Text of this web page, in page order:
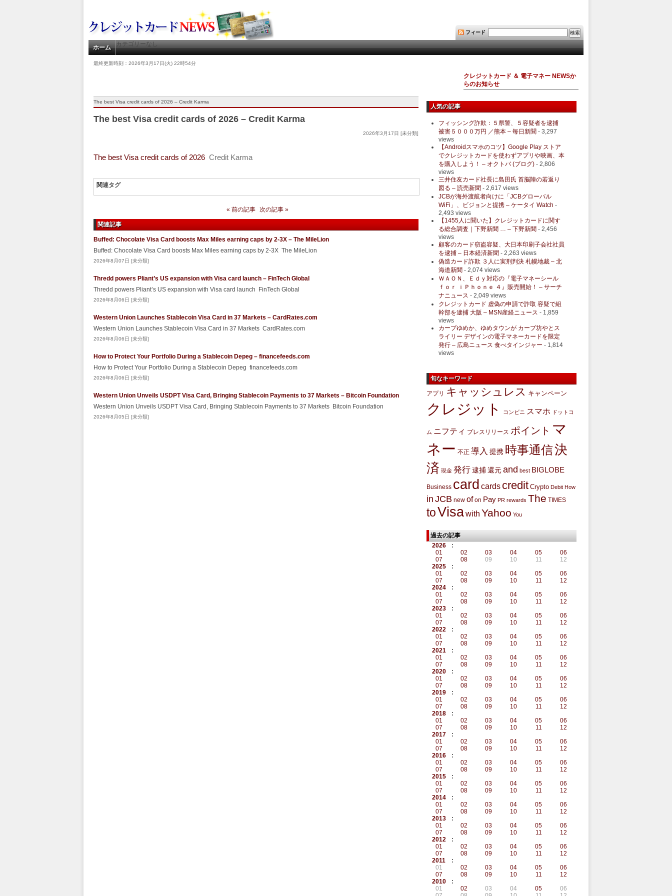
フィード
ホーム カテゴリーなし
最終更新時刻：2026年3月17日(火) 22時54分
クレジットカード ＆ 電子マネー NEWSか
らのお知らせ
The best Visa credit cards of 2026 – Credit Karma
The best Visa credit cards of 2026 – Credit Karma
2026年3月17日 [未分類]
The best Visa credit cards of 2026 Credit Karma
関連タグ
« 前の記事 次の記事 »
関連記事
Buffed: Chocolate Visa Card boosts Max Miles earning caps by 2-3X – The MileLion
Buffed: Chocolate Visa Card boosts Max Miles earning caps by 2-3X The MileLion
2026年8月07日 [未分類]
Thredd powers Pliant’s US expansion with Visa card launch – FinTech Global
Thredd powers Pliant’s US expansion with Visa card launch FinTech Global
2026年8月06日 [未分類]
Western Union Launches Stablecoin Visa Card in 37 Markets – CardRates.com
Western Union Launches Stablecoin Visa Card in 37 Markets CardRates.com
2026年8月06日 [未分類]
How to Protect Your Portfolio During a Stablecoin Depeg – financefeeds.com
How to Protect Your Portfolio During a Stablecoin Depeg financefeeds.com
2026年8月06日 [未分類]
Western Union Unveils USDPT Visa Card, Bringing Stablecoin Payments to 37 Markets – Bitcoin Foundation
Western Union Unveils USDPT Visa Card, Bringing Stablecoin Payments to 37 Markets Bitcoin Foundation
2026年8月05日 [未分類]
人気の記事
フィッシング詐欺：５県警、５容疑者を逮捕
被害５０００万円 ／熊本 – 毎日新聞 - 3,297
views
【Androidスマホのコツ】Google Play ストア
でクレジットカードを使わずアプリや映画、本
を購入しよう！ – オクトバ (ブログ) - 2,806
views
三井住友カード社長に島田氏 首脳陣の若返り
図る – 読売新聞 - 2,617 views
JCBが海外渡航者向けに「JCBグローバル
WiFi」、ビジョンと提携 – ケータイ Watch -
2,493 views
【1455人に聞いた】クレジットカードに関す
る総合調査｜下野新聞 … – 下野新聞 - 2,456
views
顧客のカード窃盗容疑、大日本印刷子会社社員
を逮捕 – 日本経済新聞 - 2,263 views
偽造カード詐欺 ３人に実刑判決 札幌地裁 – 北
海道新聞 - 2,074 views
ＷＡＯＮ、Ｅｄｙ対応の『電子マネーシール
ｆｏｒ ｉＰｈｏｎｅ ４』販売開始！ – サーチ
ナニュース - 2,049 views
クレジットカード 虚偽の申請で詐取 容疑で組
幹部を逮捕 大阪 – MSN産経ニュース - 1,859
views
カープゆめか、ゆめタウンが カープ坊やとス
ライリー デザインの電子マネーカードを限定
発行 – 広島ニュース 食べタインジャー - 1,814
views
旬なキーワード
アプリ キャッシュレス キャンペーン
クレジット コンビニ スマホ ドットコ
ム ニフティ プレスリリース ポイント マ
ネー 不正 導入 提携 時事通信決
済 現金 発行 逮捕 還元and best BIGLOBE
Business card cards credit Crypto Debit How
in JCB new of on Pay PR rewards The TIMES
toVisawith Yahoo You
過去の記事
2026
:
01
02 03 04 05
06
07
08 09 10 11
12
2025
:
01
02 03 04 05
06
07
08 09 10 11
12
2024
:
01
02 03 04 05
06
07
08 09 10 11
12
2023
:
01
02 03 04 05
06
07
08 09 10 11
12
2022
:
01
02 03 04 05
06
07
08 09 10 11
12
2021
:
01
02 03 04 05
06
07
08 09 10 11
12
2020
:
01
02 03 04 05
06
07
08 09 10 11
12
2019
:
01
02 03 04 05
06
07
08 09 10 11
12
2018
:
01
02 03 04 05
06
07
08 09 10 11
12
2017
:
01
02 03 04 05
06
07
08 09 10 11
12
2016
:
01
02 03 04 05
06
07
08 09 10 11
12
2015
:
01
02 03 04 05
06
07
08 09 10 11
12
2014
:
01
02 03 04 05
06
07
08 09 10 11
12
2013
:
01
02 03 04 05
06
07
08 09 10 11
12
2012
:
01
02 03 04 05
06
07
08 09 10 11
12
2011
:
01
02 03 04 05
06
07
08 09 10 11
12
2010
:
01
02 03 04 05
06